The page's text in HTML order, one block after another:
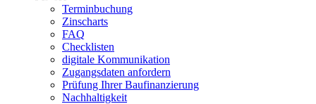
Terminbuchung
Zinscharts
FAQ
Checklisten
digitale Kommunikation
Zugangsdaten anfordern
Prüfung Ihrer Baufinanzierung
Nachhaltigkeit